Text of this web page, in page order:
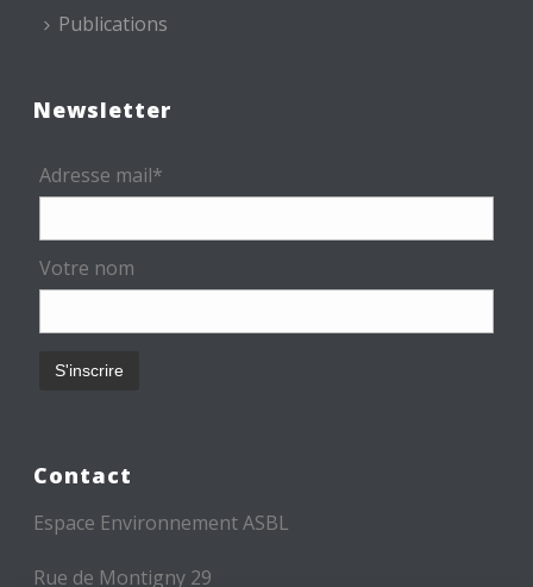
Publications
Newsletter
Adresse mail*
Votre nom
Contact
Espace Environnement ASBL
Rue de Montigny 29